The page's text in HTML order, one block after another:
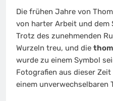
Die frühen Jahre von
von harter Arbeit und dem
Trotz des zunehmenden
Wurzeln treu, und die
wurde zu einem Symbol
Fotografien aus dieser
einem unverwechselbaren